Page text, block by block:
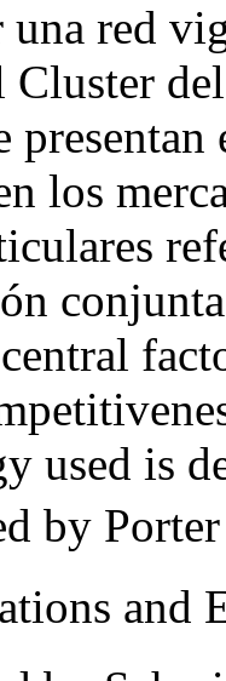
red
los
used is
by
and